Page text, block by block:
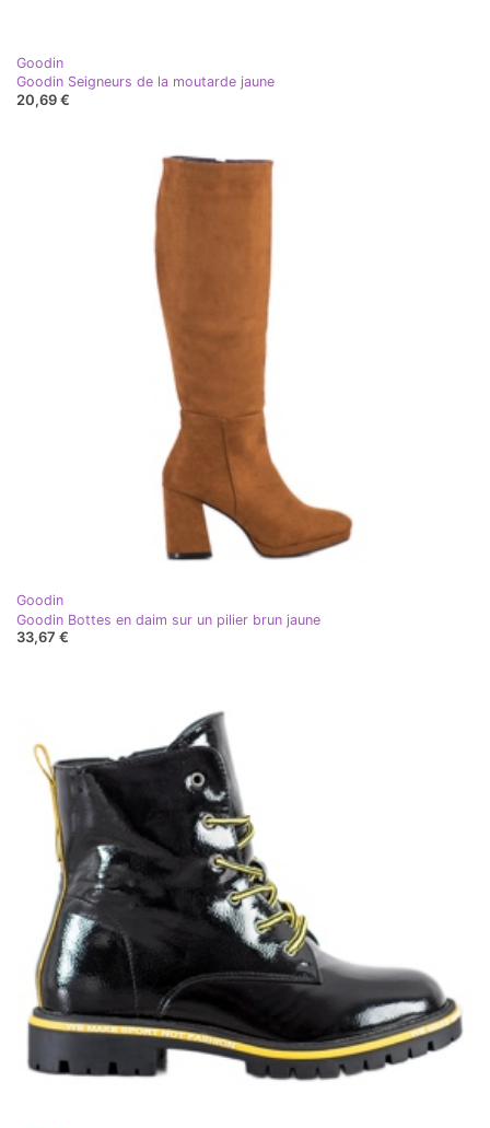
Goodin
Goodin Seigneurs de la moutarde jaune
20,69 €
Goodin
Goodin Bottes en daim sur un pilier brun jaune
33,67 €